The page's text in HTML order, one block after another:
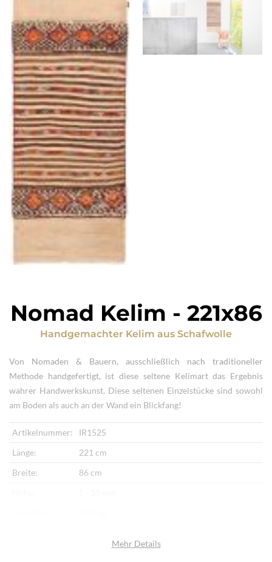
Nomad Kelim - 221x86
Handgemachter Kelim aus Schafwolle
Von Nomaden & Bauern, ausschließlich nach traditioneller
Methode handgefertigt, ist diese seltene Kelimart das Ergebnis
wahrer Handwerkskunst. Diese seltenen Einzelstücke sind sowohl
am Boden als auch an der Wand ein Blickfang!
Artikelnummer:
IR1525
Länge:
221 cm
Breite:
86 cm
Mehr Details